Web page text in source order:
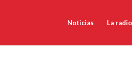
Noticias La radio